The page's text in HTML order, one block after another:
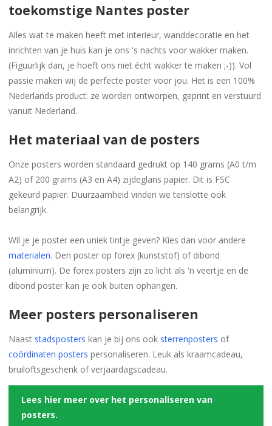
toekomstige Nantes poster
Alles wat te maken heeft met interieur, wanddecoratie en het
inrichten van je huis kan je ons 's nachts voor wakker maken.
(Figuurlijk dan, je hoeft ons niet écht wakker te maken ;-)). Vol
passie maken wij de perfecte poster voor jou. Het is een 100%
Nederlands product: ze worden ontworpen, geprint en verstuurd
vanuit Nederland.
Het materiaal van de posters
Onze posters worden standaard gedrukt op 140 grams (A0 t/m
A2) of 200 grams (A3 en A4) zijdeglans papier. Dit is FSC
gekeurd papier. Duurzaamheid vinden we tenslotte ook
belangrijk.
Wil je je poster een uniek tintje geven? Kies dan voor andere
materialen. Den poster op forex (kunststof) of dibond
(aluminium). De forex posters zijn zo licht als 'n veertje en de
dibond poster kan je ook buiten ophangen.
Meer posters personaliseren
Naast stadsposters kan je bij ons ook sterrenposters of
coördinaten posters personaliseren. Leuk als kraamcadeau,
bruiloftsgeschenk of verjaardagscadeau.
Lees hier meer over het personaliseren van
posters.